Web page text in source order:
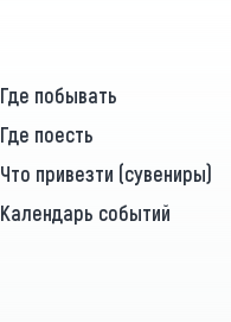
Где побывать
Где поесть
Что привезти (сувениры)
Календарь событий